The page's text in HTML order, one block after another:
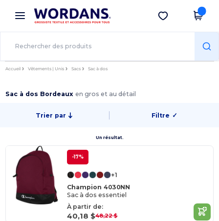
× Appli Wordans
Meilleurs prix sur l’app !
Obtenir l'appli
Accueil Vêtements | Unis Sacs Sac à dos
Sac à dos Bordeauxen gros et au détail
Trier par Filtre ✓
Un résultat.
-17%
+1
Champion 4030NN
Sac à dos essentiel
À partir de:
40,18 $48,22 $